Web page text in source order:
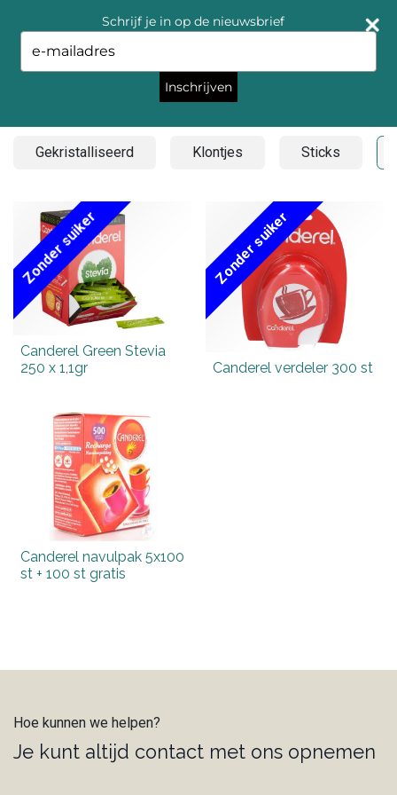
Gekristalliseerd Klontjes Sticks
Zonder suiker
Canderel Green Stevia
250 x 1,1gr
Zonder suiker
Canderel verdeler 300 st
Canderel navulpak 5x100
st + 100 st gratis
Hoe kunnen we helpen?
Je kunt altijd contact met ons opnemen
Schrijf je in op de nieuwsbrief
your
email
Inschrijven